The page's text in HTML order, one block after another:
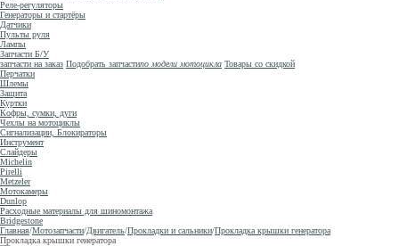
Реле-регуляторы
Генераторы и стартёры
Датчики
Пульты руля
Лампы
Запчасти Б/У
запчасти на заказ Подобрать запчастипо модели мотоцикла Товары со скидкой
Перчатки
Шлемы
Защита
Куртки
Кофры, сумки, дуги
Чехлы на мотоциклы
Сигнализации, Блокираторы
Инструмент
Слайдеры
Michelin
Pirelli
Metzeler
Мотокамеры
Dunlop
Расходные материалы для шиномонтажа
Bridgestone
Главная/Мотозапчасти/Двигатель/Прокладки и сальники/Прокладка крышки генератора
Прокладка крышки генератора